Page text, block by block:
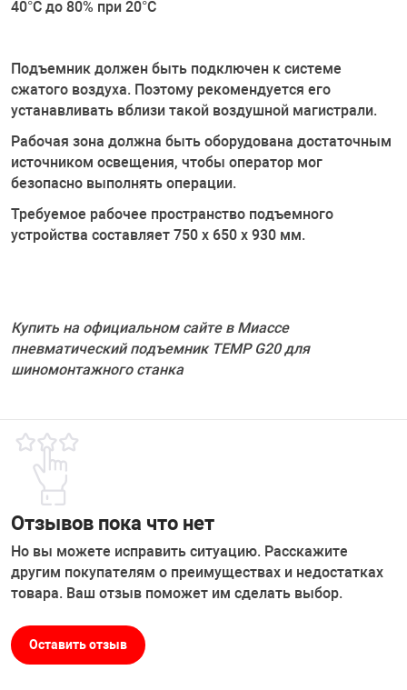
40°C до 80% при 20°C
Подъемник должен быть подключен к системе
сжатого воздуха. Поэтому рекомендуется его
устанавливать вблизи такой воздушной магистрали.
Рабочая зона должна быть оборудована достаточным
источником освещения, чтобы оператор мог
безопасно выполнять операции.
Требуемое рабочее пространство подъемного
устройства составляет 750 x 650 x 930 мм.
Купить на официальном сайте в Миассе
пневматический подъемник TEMP G20 для
шиномонтажного станка
Отзывов пока что нет
Но вы можете исправить ситуацию. Расскажите
другим покупателям о преимуществах и недостатках
товара. Ваш отзыв поможет им сделать выбор.
Оставить отзыв